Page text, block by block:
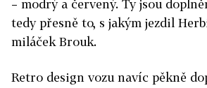
– modrý a červený. Ty jsou
tedy přesně to, s jakým jezdil
miláček Brouk.
Retro design vozu navíc pěkně